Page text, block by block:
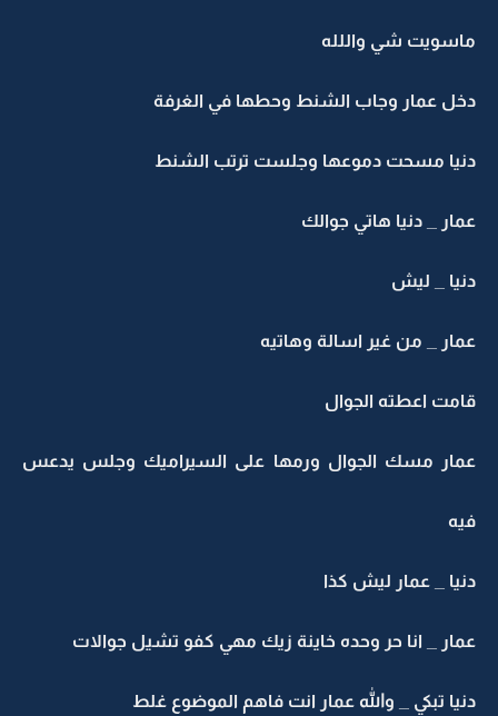
شي واللله
عمار وجاب الشنط وحطها في الغرفة
مسحت دموعها وجلست ترتب الشنط
_ دنيا هاتي جوالك
_ ليش
_ من غير اسالة وهاتيه
اعطته الجوال
مسك الجوال ورمها على السيراميك وجلس يدعس
_ عمار ليش كذا
_ انا حر وحده خاينة زيك مهي كفو تشيل جوالات
تبكي _ والله عمار انت فاهم الموضوع غلط